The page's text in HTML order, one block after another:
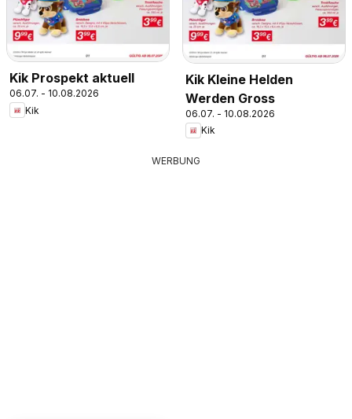
Kik Prospekt aktuell
06.07. - 10.08.2026
Kik
Kik Kleine Helden
Werden Gross
06.07. - 10.08.2026
Kik
WERBUNG